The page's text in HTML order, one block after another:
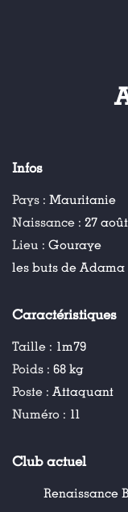
Infos
Pays : Mauritanie
Naissance : 27
Lieu : Gouraye
les buts de Adama
Caractéristiques
Taille : 1m79
Poids : 68 kg
Poste : Attaquant
Numéro : 11
Club actuel
Renaissance